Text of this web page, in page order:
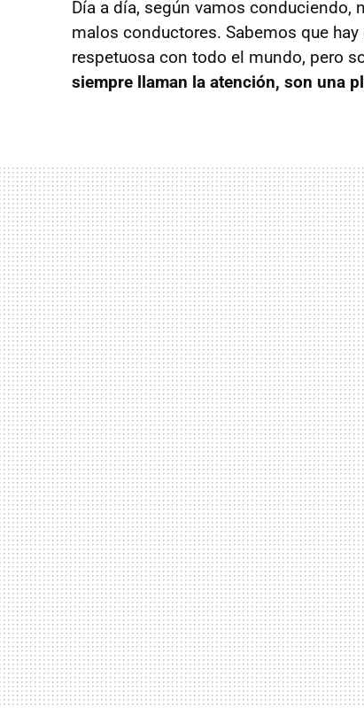
Día a día, según vamos
malos conductores. Sabemos que
respetuosa con todo el mundo, pero
siempre llaman la atención, son una